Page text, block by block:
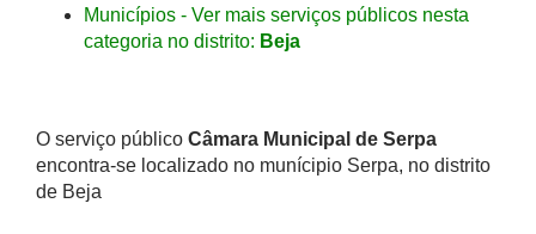
Municípios - Ver mais serviços públicos nesta
categoria no distrito: Beja
O serviço público Câmara Municipal de Serpa
encontra-se localizado no munícipio Serpa, no distrito
de Beja